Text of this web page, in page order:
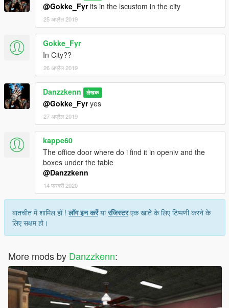
@Gokke_Fyrits in the lscustom in the city
25 अप्रैल 2019
Gokke_Fyr
In City??
26 अप्रैल 2019
Danzzkenn लेखक
@Gokke_Fyryes
27 अप्रैल 2019
kappe60
The office door where do i find it in openiv and the
boxes under the table
@Danzzkenn
14 फरवरी 2020
बातचीत में शामिल हों !लॉग इन करेंयारजिस्टरएक खाते के लिए टिप्पणी करने के
लिए सक्षम हो।
More mods by Danzzkenn: